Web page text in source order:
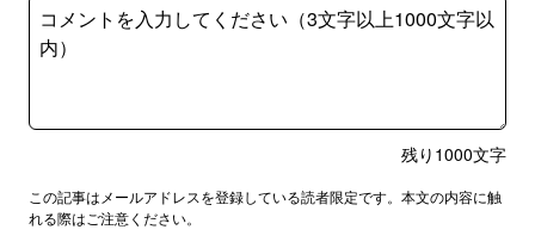
残り 1000文字
この記事はメールアドレスを登録している読者限定です。本文の内容に触
れる際はご注意ください。